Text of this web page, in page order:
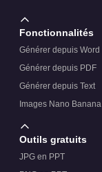
Fonctionnalités
Générer depuis Word
Générer depuis PDF
Générer depuis Text
Images Nano Banana
Outils gratuits
JPG en PPT